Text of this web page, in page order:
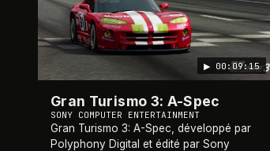
▶ 00:09:15
Gran Turismo 3: A-Spec
SONY COMPUTER ENTERTAINMENT
Gran Turismo 3: A-Spec, développé par
Polyphony Digital et édité par Sony